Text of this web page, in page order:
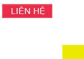
Camera Visionhitech